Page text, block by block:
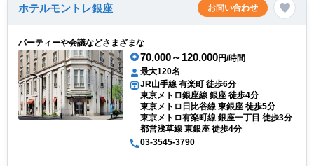
ホテルモントレ銀座 お問い合わせ
パーティーや会議などさまざまな
70,000～120,000円/時間
最大120名
JR山手線 有楽町 徒歩6分
東京メトロ銀座線 銀座 徒歩4分
東京メトロ日比谷線 東銀座 徒歩5分
東京メトロ有楽町線 銀座一丁目 徒歩3分
都営浅草線 東銀座 徒歩4分
03-3545-3790